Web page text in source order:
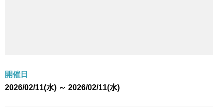
開催日
2026/02/11(水) ～ 2026/02/11(水)